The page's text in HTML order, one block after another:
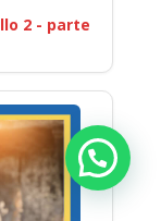
2 - parte